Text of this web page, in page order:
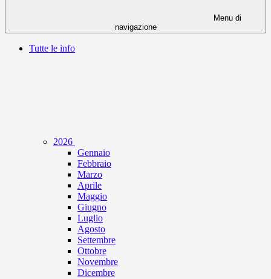
Menu di
navigazione
Tutte le info
2026
Gennaio
Febbraio
Marzo
Aprile
Maggio
Giugno
Luglio
Agosto
Settembre
Ottobre
Novembre
Dicembre